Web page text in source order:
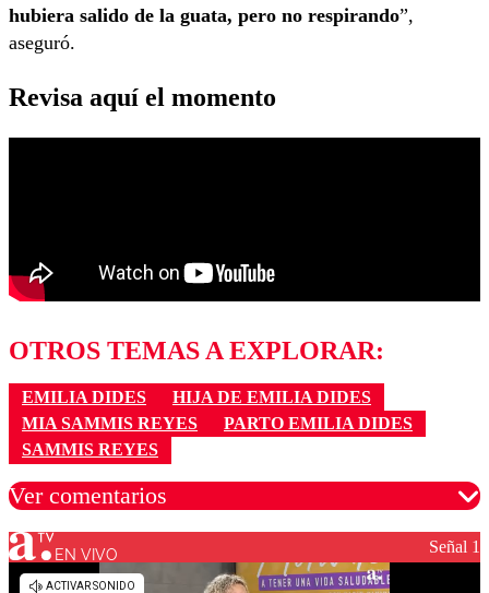
hubiera salido de la guata, pero no respirando”,
aseguró.
Revisa aquí el momento
OTROS TEMAS A EXPLORAR:
EMILIA DIDES
HIJA DE EMILIA DIDES
MIA SAMMIS REYES
PARTO EMILIA DIDES
SAMMIS REYES
Ver comentarios
Los comentarios son moderados para garantizar un
diálogo respetuoso.
EN VIVO Señal 1